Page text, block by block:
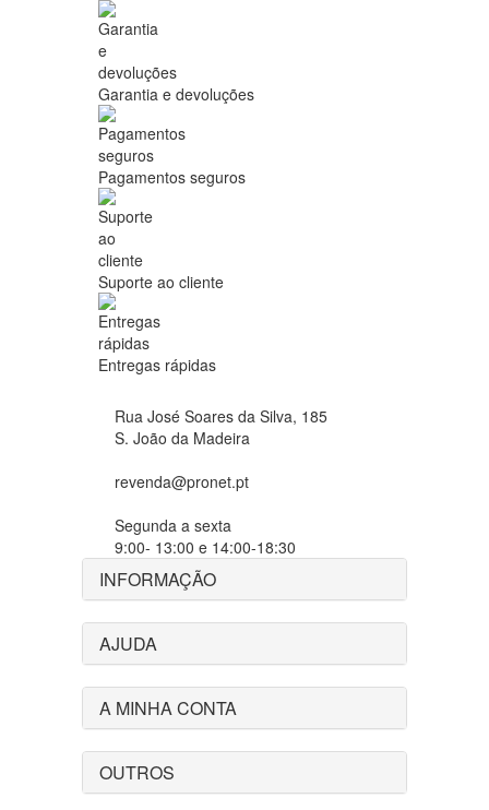
Garantia e devoluções
Pagamentos seguros
Suporte ao cliente
Entregas rápidas
Rua José Soares da Silva, 185
S. João da Madeira
revenda@pronet.pt
Segunda a sexta
9:00- 13:00 e 14:00-18:30
INFORMAÇÃO
AJUDA
A MINHA CONTA
OUTROS